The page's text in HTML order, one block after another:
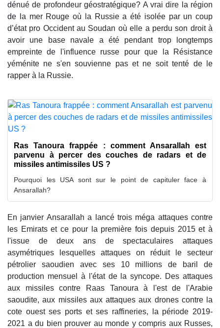
dénué de profondeur géostratégique? A vrai dire la région
de la mer Rouge où la Russie a été isolée par un coup
d’état pro Occident au Soudan où elle a perdu son droit à
avoir une base navale a été pendant trop longtemps
empreinte de l'influence russe pour que la Résistance
yéménite ne s'en souvienne pas et ne soit tenté de le
rapper à la Russie.
Ras Tanoura frappée : comment Ansarallah est
parvenu à percer des couches de radars et de
missiles antimissiles US ?
Pourquoi les USA sont sur le point de capituler face à
Ansarallah?
En janvier Ansarallah a lancé trois méga attaques contre
les Emirats et ce pour la première fois depuis 2015 et à
l'issue de deux ans de spectaculaires attaques
asymétriques lesquelles attaques on réduit le secteur
pétrolier saoudien avec ses 10 millions de baril de
production mensuel à l'état de la syncope. Des attaques
aux missiles contre Raas Tanoura à l'est de l'Arabie
saoudite, aux missiles aux attaques aux drones contre la
cote ouest ses ports et ses raffineries, la période 2019-
2021 a du bien prouver au monde y compris aux Russes,